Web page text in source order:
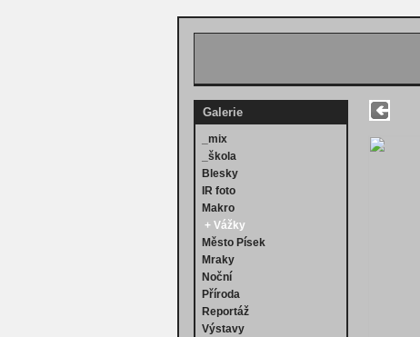
Galerie
_mix
_škola
Blesky
IR foto
Makro
+ Vážky
Město Písek
Mraky
Noční
Příroda
Reportáž
Výstavy